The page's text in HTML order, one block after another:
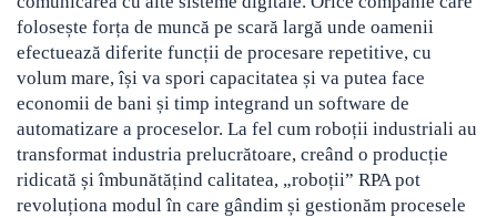
Crypto
Digital payments
TERMENUL ZILEI
Sustainability
folosește forța de muncă pe scară largă unde oamenii
efectuează diferite funcții de procesare repetitive, cu
volum mare, își va spori capacitatea și va putea face
economii de bani și timp integrand un software de
automatizare a proceselor. La fel cum roboții industriali au
transformat industria prelucrătoare, creând o producție
ridicată și îmbunătățind calitatea, „roboții” RPA pot
revoluționa modul în care gândim și gestionăm procesele